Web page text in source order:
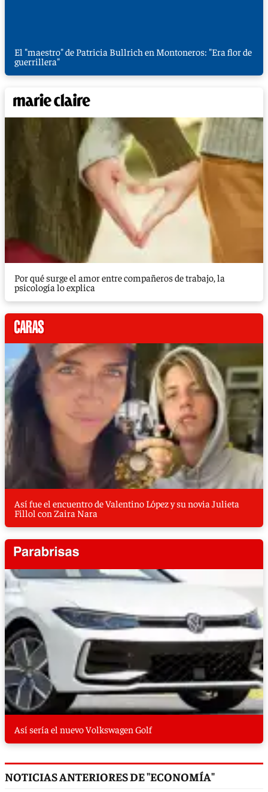
El "maestro" de Patricia Bullrich en Montoneros: "Era flor de
guerrillera"
Por qué surge el amor entre compañeros de trabajo, la
psicología lo explica
Así fue el encuentro de Valentino López y su novia Julieta
Fillol con Zaira Nara
Así sería el nuevo Volkswagen Golf
NOTICIAS ANTERIORES DE "ECONOMÍA"